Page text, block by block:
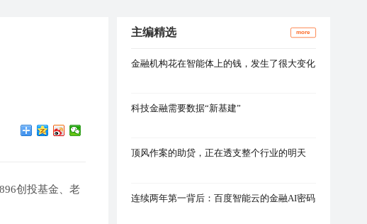
创投基金、老
主编精选 more
金融机构花在智能体上的钱，发生了很大变化
科技金融需要数据“新基建”
顶风作案的助贷，正在透支整个行业的明天
连续两年第一背后：百度智能云的金融AI密码